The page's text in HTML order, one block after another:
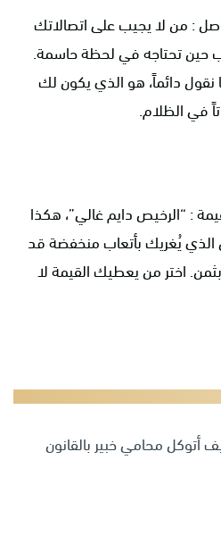
: من لا يجيب على اتصالاتك
حين تحتاجه في لحظة حاسمة.
نقول دائماً، هو الذي يكون لك
في الظلام.
: “الرخيص دايم غالي”، هكذا
الذي يُغريك بأتعاب منخفضة قد
اختر من يعطيك القيمة لا
أتوكل محامي خبير بالقانون